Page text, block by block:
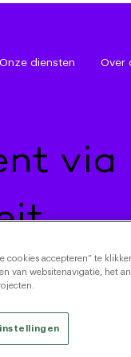
Onze diensten Over
via
cookies accepteren” te
van websitenavigatie, het